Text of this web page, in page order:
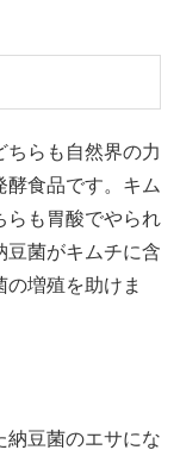
ちらも自然界の力
酵食品です。キム
らも胃酸でやられ
豆菌がキムチに含
増殖を助けま
納豆菌のエサにな